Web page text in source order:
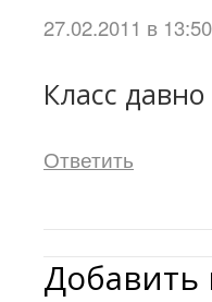
27.02.2011 в 13:50
Класс
Ответить
Добавить